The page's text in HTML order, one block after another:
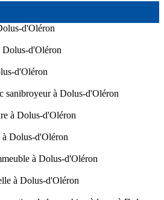
d'Oléron
Dolus-d'Oléron
d'Oléron
sanibroyeur à Dolus-d'Oléron
à Dolus-d'Oléron
à Dolus-d'Oléron
à Dolus-d'Oléron
à Dolus-d'Oléron